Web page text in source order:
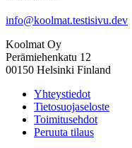
info@koolmat.testisivu.dev
Koolmat Oy
Perämiehenkatu 12
00150 Helsinki Finland
Yhteystiedot
Tietosuojaseloste
Toimitusehdot
Peruuta tilaus